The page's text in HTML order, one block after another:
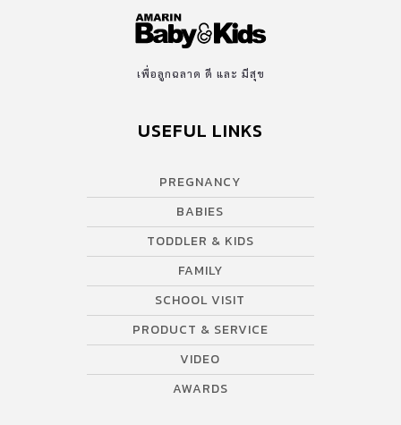
เพื่อลูกฉลาด ดี และ มีสุข
USEFUL LINKS
PREGNANCY
BABIES
TODDLER & KIDS
FAMILY
SCHOOL VISIT
PRODUCT & SERVICE
VIDEO
AWARDS